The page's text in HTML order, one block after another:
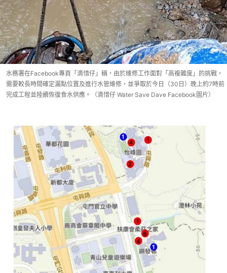
水務署在Facebook專頁「滴惜仔」稱，由於維修工作面對「高複雜度」的挑戰，
需要較長時間確定漏點位置及進行水管維修，並爭取於今日（30日）晚上約7時前
完成工程並陸續恢復食水供應。（滴惜仔 Water Save Dave Facebook圖片）